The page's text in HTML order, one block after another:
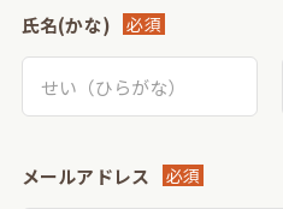
氏名(かな) 必須
メールアドレス 必須